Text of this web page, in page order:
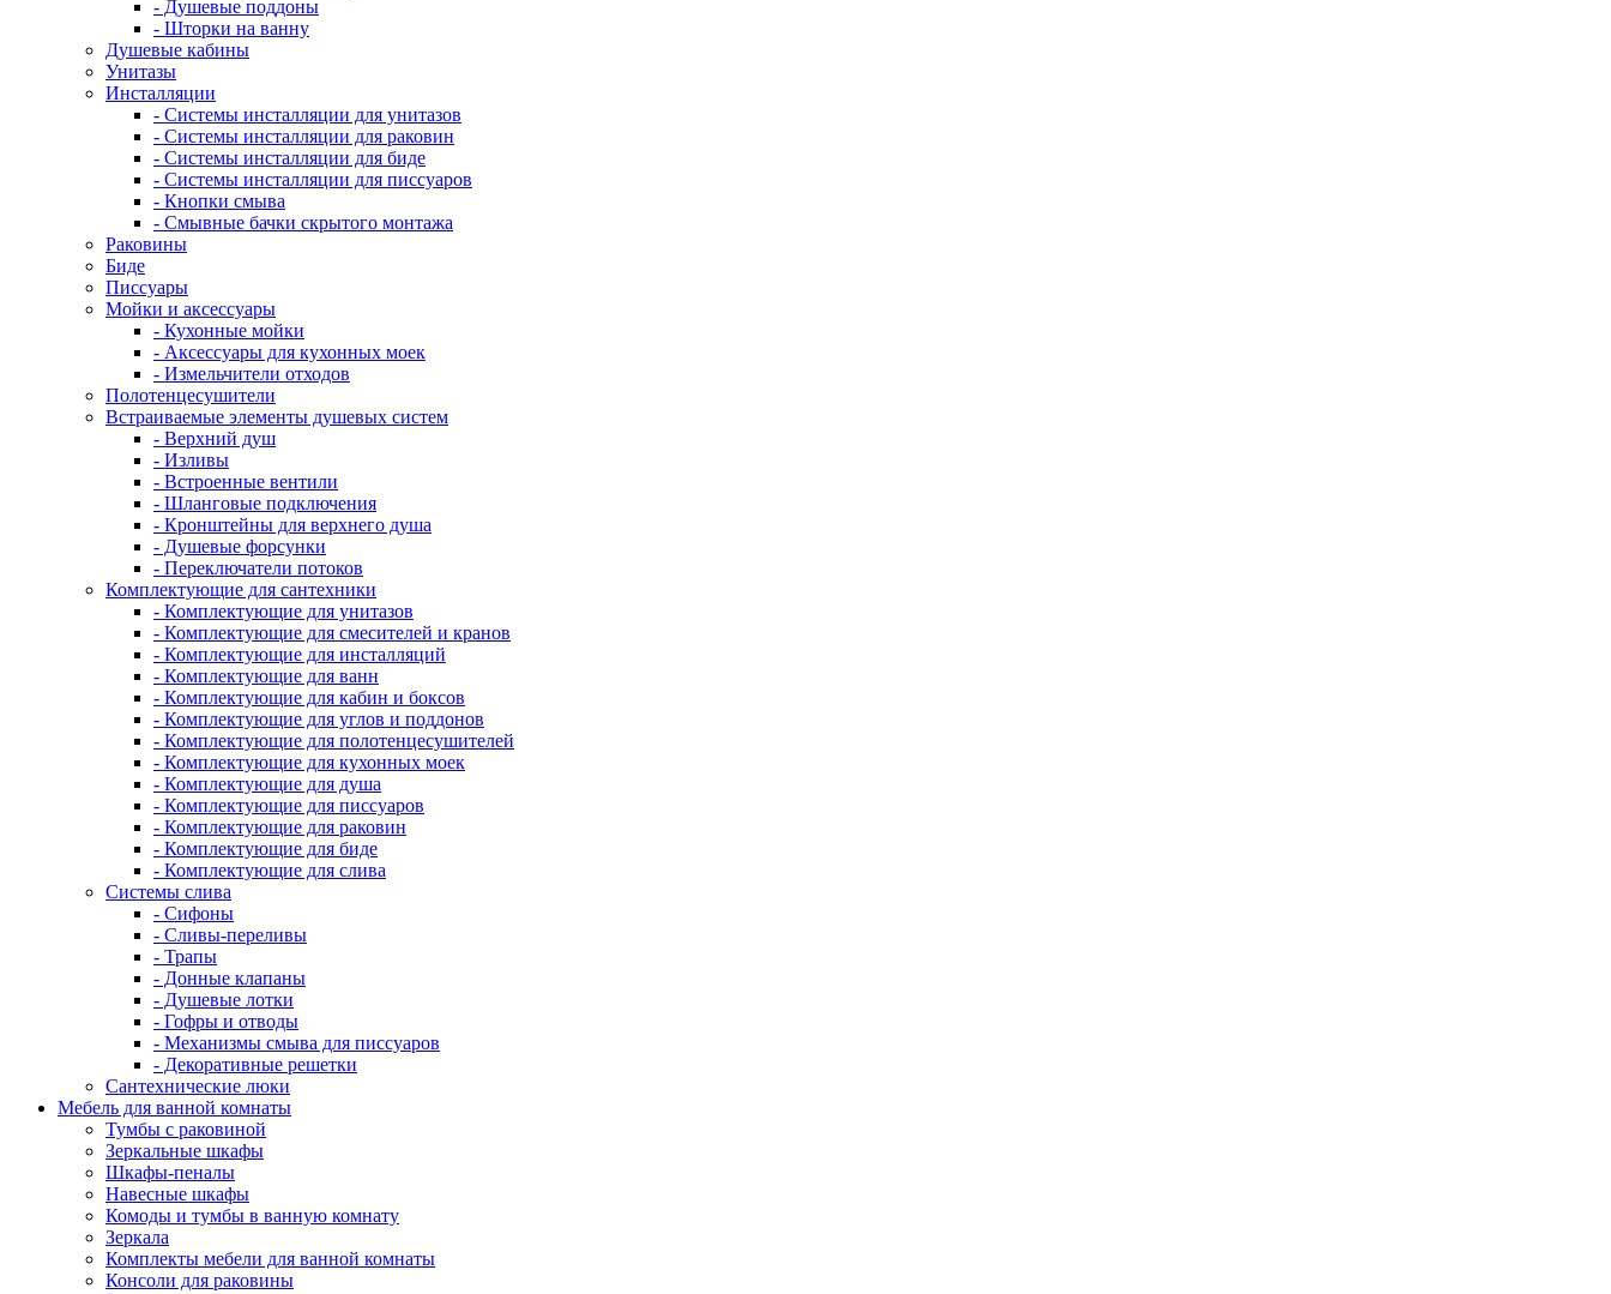
- Душевые поддоны
- Шторки на ванну
Душевые кабины
Унитазы
Инсталляции
- Системы инсталляции для унитазов
- Системы инсталляции для раковин
- Системы инсталляции для биде
- Системы инсталляции для писсуаров
- Кнопки смыва
- Смывные бачки скрытого монтажа
Раковины
Биде
Писсуары
Мойки и аксессуары
- Кухонные мойки
- Аксессуары для кухонных моек
- Измельчители отходов
Полотенцесушители
Встраиваемые элементы душевых систем
- Верхний душ
- Изливы
- Встроенные вентили
- Шланговые подключения
- Кронштейны для верхнего душа
- Душевые форсунки
- Переключатели потоков
Комплектующие для сантехники
- Комплектующие для унитазов
- Комплектующие для смесителей и кранов
- Комплектующие для инсталляций
- Комплектующие для ванн
- Комплектующие для кабин и боксов
- Комплектующие для углов и поддонов
- Комплектующие для полотенцесушителей
- Комплектующие для кухонных моек
- Комплектующие для душа
- Комплектующие для писсуаров
- Комплектующие для раковин
- Комплектующие для биде
- Комплектующие для слива
Системы слива
- Сифоны
- Сливы-переливы
- Трапы
- Донные клапаны
- Душевые лотки
- Гофры и отводы
- Механизмы смыва для писсуаров
- Декоративные решетки
Сантехнические люки
Мебель для ванной комнаты
Тумбы с раковиной
Зеркальные шкафы
Шкафы-пеналы
Навесные шкафы
Комоды и тумбы в ванную комнату
Зеркала
Комплекты мебели для ванной комнаты
Консоли для раковины